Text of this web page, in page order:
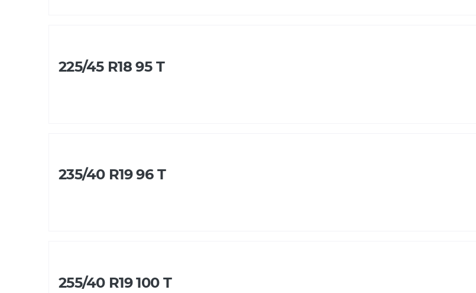
225/45 R18 95 T
235/40 R19 96 T
255/40 R19 100 T